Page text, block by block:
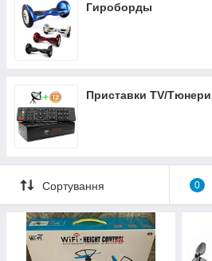
Гироборды
Приставки TV/Тюнери
Сортування 0